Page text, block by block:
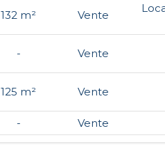
132 m² Vente
- Vente
125 m² Vente
- Vente